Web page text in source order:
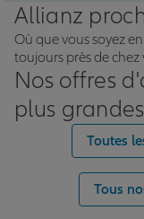
Allianz
Où que vous soyez
toujours près de chez
Nos offres
plus
Toutes
Tous